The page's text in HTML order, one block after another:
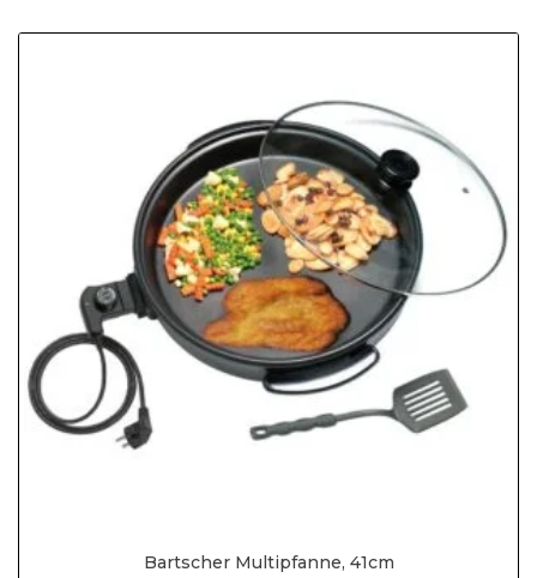
Bartscher Multipfanne, 41cm